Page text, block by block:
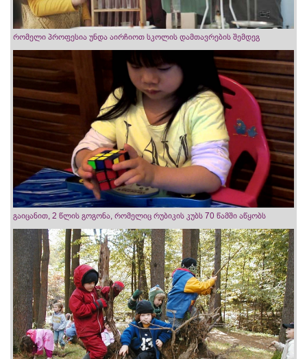
რომელი პროფესია უნდა აირჩიოთ სკოლის დამთავრების შემდეგ
გაიცანით, 2 წლის გოგონა, რომელიც რუბიკის კუბს 70 წამში აწყობს